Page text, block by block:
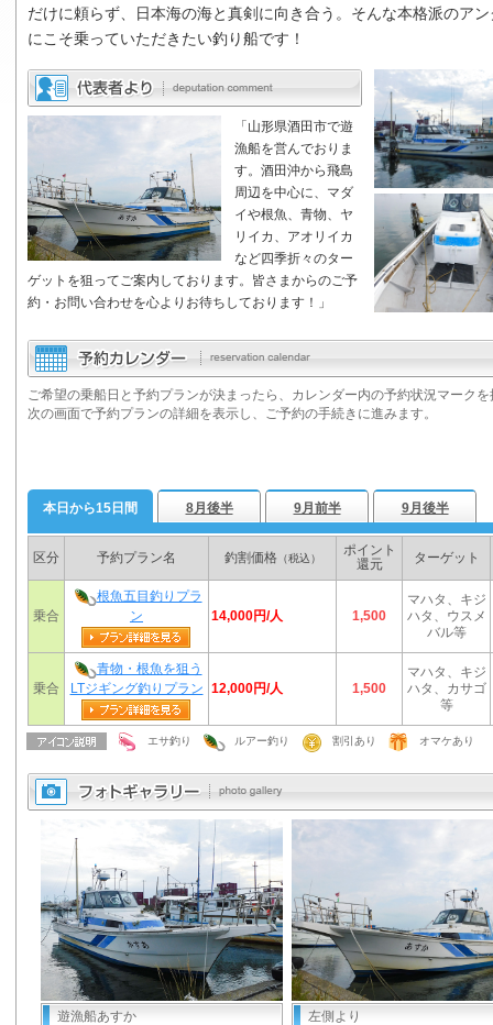
だけに頼らず、日本海の海と真剣に向き合う。そんな本格派のア
にこそ乗っていただきたい釣り船です！
「山形県酒田市で遊
漁船を営んでおりま
す。酒田沖から飛島
周辺を中心に、マダ
イや根魚、青物、ヤ
リイカ、アオリイカ
など四季折々のター
ゲットを狙ってご案内しております。皆さまからのご予
約・お問い合わせを心よりお待ちしております！」
ご希望の乗船日と予約プランが決まったら、カレンダー内の予約状況マーク
次の画面で予約プランの詳細を表示し、ご予約の手続きに進みます。
本日から15日間 8月後半 9月前半 9月後半
区分 予約プラン名 釣割価格（税込）
ポイント
還元
ターゲット
乗合
根魚五目釣りプラ
ン
14,000円/人 1,500
マハタ、キジ
ハタ、ウスメ
バル等
乗合
青物・根魚を狙う
LTジギング釣りプラン 12,000円/人 1,500
マハタ、キジ
ハタ、カサゴ
等
エサ釣り ルアー釣り 割引あり オマケあり
遊漁船あすか 左側より